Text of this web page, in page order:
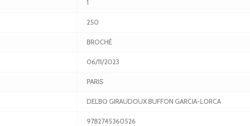
1
250
BROCHÉ
06/11/2023
PARIS
DELBO GIRAUDOUX BUFFON GARCIA-LORCA
9782745360526